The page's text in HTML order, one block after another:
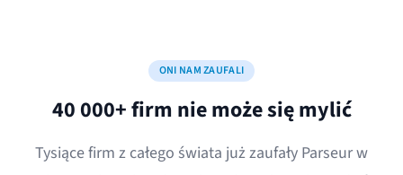
ONI NAM ZAUFALI
40 000+ firm nie może się mylić
Tysiące firm z całego świata już zaufały Parseur w